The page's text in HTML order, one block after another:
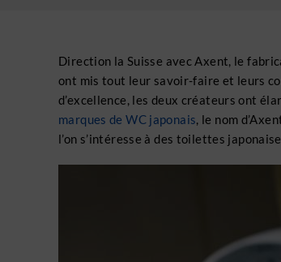
Direction la Suisse avec Axent, le
ont mis tout leur savoir-faire et leurs
d’excellence, les deux créateurs ont
marques de WC japonais, le nom
l’on s’intéresse à des toilettes